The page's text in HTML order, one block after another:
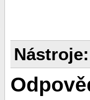
Nástroje: